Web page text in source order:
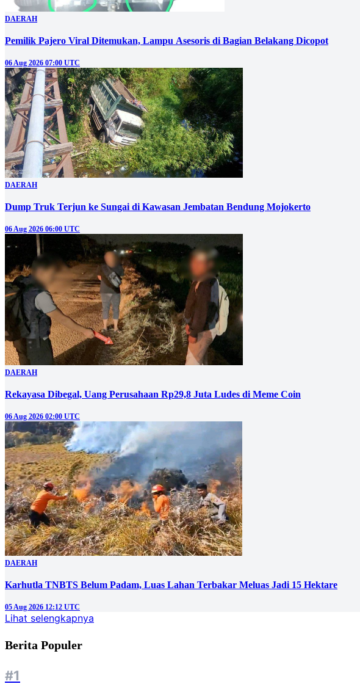
DAERAH
Pemilik Pajero Viral Ditemukan, Lampu Asesoris di Bagian Belakang Dicopot
06 Aug 2026 07:00 UTC
DAERAH
Dump Truk Terjun ke Sungai di Kawasan Jembatan Bendung Mojokerto
06 Aug 2026 06:00 UTC
DAERAH
Rekayasa Dibegal, Uang Perusahaan Rp29,8 Juta Ludes di Meme Coin
06 Aug 2026 02:00 UTC
DAERAH
Karhutla TNBTS Belum Padam, Luas Lahan Terbakar Meluas Jadi 15 Hektare
05 Aug 2026 12:12 UTC
Lihat selengkapnya
Berita Populer
#1